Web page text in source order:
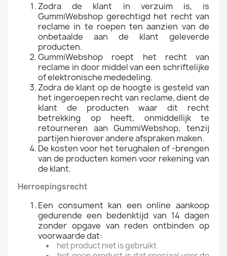
Zodra de klant in verzuim is, is
GummiWebshop gerechtigd het recht van
reclame in te roepen ten aanzien van de
onbetaalde aan de klant geleverde
producten.
GummiWebshop roept het recht van
reclame in door middel van een schriftelijke
of elektronische mededeling.
Zodra de klant op de hoogte is gesteld van
het ingeroepen recht van reclame, dient de
klant de producten waar dit recht
betrekking op heeft, onmiddellijk te
retourneren aan GummiWebshop, tenzij
partijen hierover andere afspraken maken.
De kosten voor het terughalen of -brengen
van de producten komen voor rekening van
de klant.
Herroepingsrecht
Een consument kan een online aankoop
gedurende een bedenktijd van 14 dagen
zonder opgave van reden ontbinden op
voorwaarde dat:
het product niet is gebruikt